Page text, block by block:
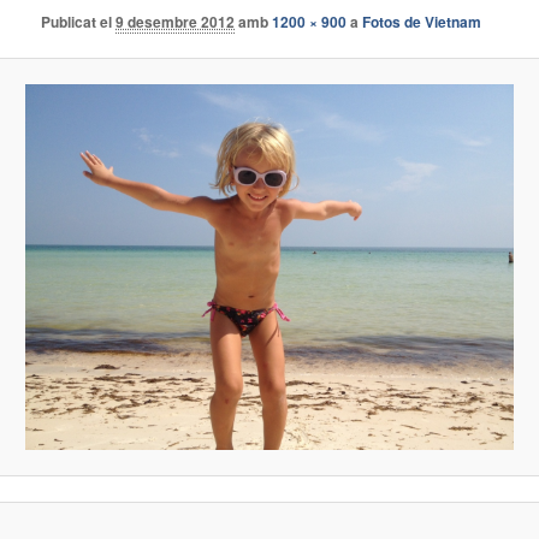
Publicat el9 desembre 2012 amb1200 × 900aFotos de Vietnam